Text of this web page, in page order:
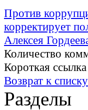
Против
корректирует
Алексея
Количество
Короткая
Возврат к списку
Разделы